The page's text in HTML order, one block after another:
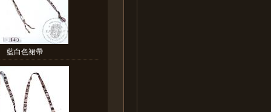
藍白色裙帶